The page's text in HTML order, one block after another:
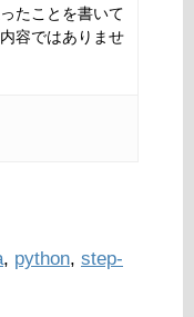
たことを書いて
容ではありませ
, python, step-